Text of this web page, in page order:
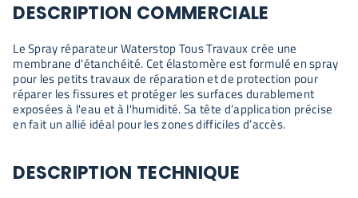
DESCRIPTION COMMERCIALE
Le Spray réparateur Waterstop Tous Travaux crée une
membrane d'étanchéité. Cet élastomère est formulé en spray
pour les petits travaux de réparation et de protection pour
réparer les fissures et protéger les surfaces durablement
exposées à l'eau et à l'humidité. Sa tête d’application précise
en fait un allié idéal pour les zones difficiles d’accès.
DESCRIPTION TECHNIQUE